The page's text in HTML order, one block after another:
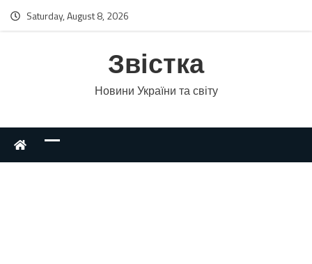
Saturday, August 8, 2026
Звістка
Новини України та світу